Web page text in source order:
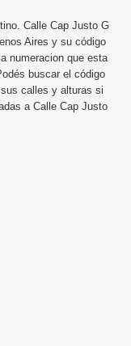
Calle Cap Justo G
Aires y su código
numeracion que esta
buscar el código
calles y alturas si
a Calle Cap Justo